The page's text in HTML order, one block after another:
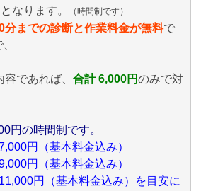
となります。 （時間制です）
分までの診断と作業料金が無料で
であれば、 合計 6,000円のみで対
円の時間制です。
円（基本料金込み）
円（基本料金込み）
円（基本料金込み）を目安に